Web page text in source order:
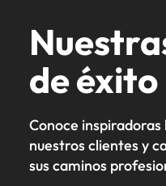
de éxito
Conoce
nuestros clientes y
sus caminos